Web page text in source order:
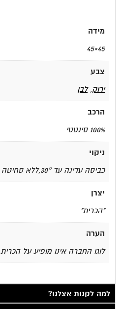
מידה
45×45
צבע
ירוק,לבן
הרכב
100% סינטטי
ניקוי
כביסה עדינה עד 30°,ללא סחיטה
יצרן
"הכרית"
הערה
לוגו החברה אינו מופיע על הכרית
למה לקנות אצלנו?